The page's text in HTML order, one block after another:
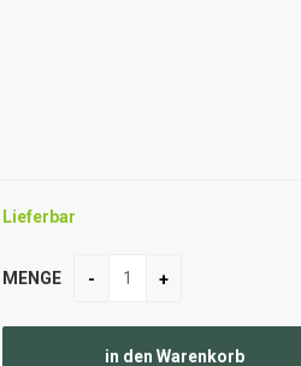
Lieferbar
MENGE